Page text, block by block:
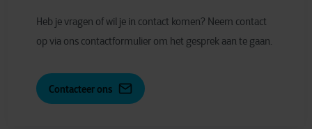
Heb je vragen of wil je in contact komen? Neem contact
op via ons contactformulier om het gesprek aan te gaan.
Contacteer ons